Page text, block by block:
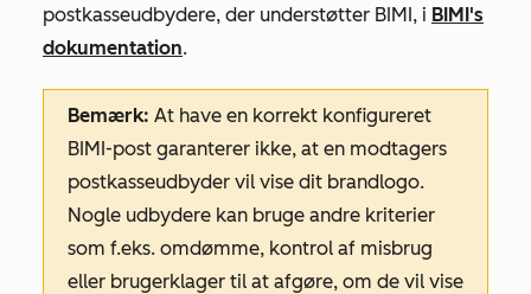
postkasseudbydere, der understøtter BIMI, i BIMI's
dokumentation.
Bemærk: At have en korrekt konfigureret
BIMI-post garanterer ikke, at en modtagers
postkasseudbyder vil vise dit brandlogo.
Nogle udbydere kan bruge andre kriterier
som f.eks. omdømme, kontrol af misbrug
eller brugerklager til at afgøre, om de vil vise